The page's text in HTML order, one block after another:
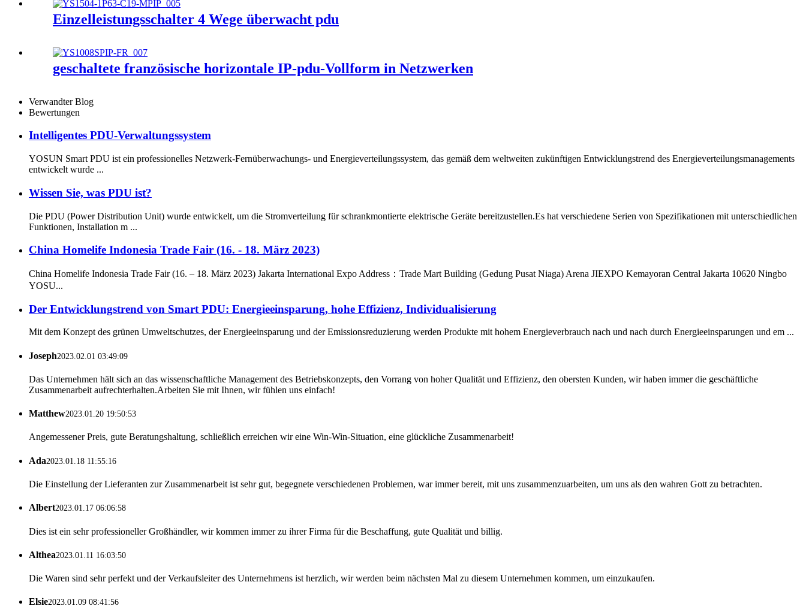
Einzelleistungsschalter 4 Wege überwacht pdu
geschaltete französische horizontale IP-pdu-Vollform in Netzwerken
Verwandter Blog
Bewertungen
Intelligentes PDU-Verwaltungssystem
YOSUN Smart PDU ist ein professionelles Netzwerk-Fernüberwachungs- und Energieverteilungssystem, das gemäß dem weltweiten zukünftigen Entwicklungstrend des Energieverteilungsmanagements
entwickelt wurde ...
Wissen Sie, was PDU ist?
Die PDU (Power Distribution Unit) wurde entwickelt, um die Stromverteilung für schrankmontierte elektrische Geräte bereitzustellen.Es hat verschiedene Serien von Spezifikationen mit unterschiedlichen
Funktionen, Installation m ...
China Homelife Indonesia Trade Fair (16. - 18. März 2023)
China Homelife Indonesia Trade Fair (16. – 18. März 2023) Jakarta International Expo Address：Trade Mart Building (Gedung Pusat Niaga) Arena JIEXPO Kemayoran Central Jakarta 10620 Ningbo
YOSU...
Der Entwicklungstrend von Smart PDU: Energieeinsparung, hohe Effizienz, Individualisierung
Mit dem Konzept des grünen Umweltschutzes, der Energieeinsparung und der Emissionsreduzierung werden Produkte mit hohem Energieverbrauch nach und nach durch Energieeinsparungen und em ...
Joseph2023.02.01 03:49:09
Das Unternehmen hält sich an das wissenschaftliche Management des Betriebskonzepts, den Vorrang von hoher Qualität und Effizienz, den obersten Kunden, wir haben immer die geschäftliche
Zusammenarbeit aufrechterhalten.Arbeiten Sie mit Ihnen, wir fühlen uns einfach!
Matthew2023.01.20 19:50:53
Angemessener Preis, gute Beratungshaltung, schließlich erreichen wir eine Win-Win-Situation, eine glückliche Zusammenarbeit!
Ada2023.01.18 11:55:16
Die Einstellung der Lieferanten zur Zusammenarbeit ist sehr gut, begegnete verschiedenen Problemen, war immer bereit, mit uns zusammenzuarbeiten, um uns als den wahren Gott zu betrachten.
Albert2023.01.17 06:06:58
Dies ist ein sehr professioneller Großhändler, wir kommen immer zu ihrer Firma für die Beschaffung, gute Qualität und billig.
Althea2023.01.11 16:03:50
Die Waren sind sehr perfekt und der Verkaufsleiter des Unternehmens ist herzlich, wir werden beim nächsten Mal zu diesem Unternehmen kommen, um einzukaufen.
Elsie2023.01.09 08:41:56